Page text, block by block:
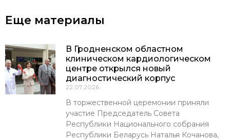
Еще материалы
В Гродненском областном
клиническом кардиологическом
центре открылся новый
диагностический корпус
22.07.2026
В торжественной церемонии приняли
участие Председатель Совета
Республики Национального собрания
Республики Беларусь Наталья Кочанова,